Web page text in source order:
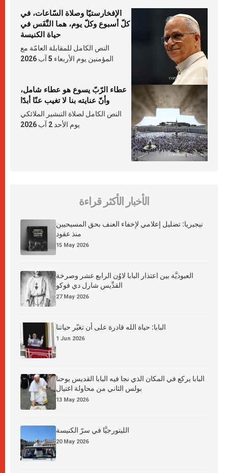
الإفخارستيّا وصلاة السّاعات، في
كلّ أسبوع وكلّ يوم، هما النَّفَس في
حياة الكنيسة
النص الكامل للمقابلة العامّة مع
المؤمنين يوم الأربعاء 5 آب 2026
عطاء الرّبّ يسوع هو عطاء شامل،
وأنّ عنايته بنا لا تغيب عنّا أبدًا
النص الكامل لصلاة التبشير الملائكي
يوم الأحد 2 آب 2026
الأخبار الأكثر قراءة
نيجيريا: تضليل إعلامي لإخفاء العنف بحق المسيحيين
منذ عقود
15 May 2026
العبوديَّة بين اعتذار البابا لاوُن الرابع عشر وصرخة
القدِّيس شارل دي فوكو
27 May 2026
البابا: حياة الله قادرة على أن تغيّر حياتنا
1 Jun 2026
البابا يركع في المكان الذي نجا فيه البابا القديس يوحنا
بولس الثاني من محاولة اغتيال
13 May 2026
الليتورجيَّا في سرّ الكنيسة
20 May 2026